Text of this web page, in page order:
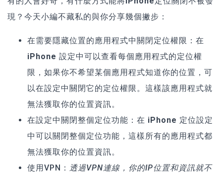
現 ？今天小編不藏私的與你分享幾個撇步：
在需要隱藏位置的應用程式中關閉定位權限： 在
iPhone 設定中可以查看每個應用程式的定位權
限，如果你不希望某個應用程式知道你的位置，可
以在設定中關閉它的定位權限。 這樣該應用程式就
無法獲取你的位置資訊。
在設定中關閉整個定位功能： 在 iPhone 定位設定
中可以關閉整個定位功能 ，這樣所有的應用程式都
無法獲取你的位置資訊。
使用VPN： 透過VPN連線，你的IP位置和資訊就不